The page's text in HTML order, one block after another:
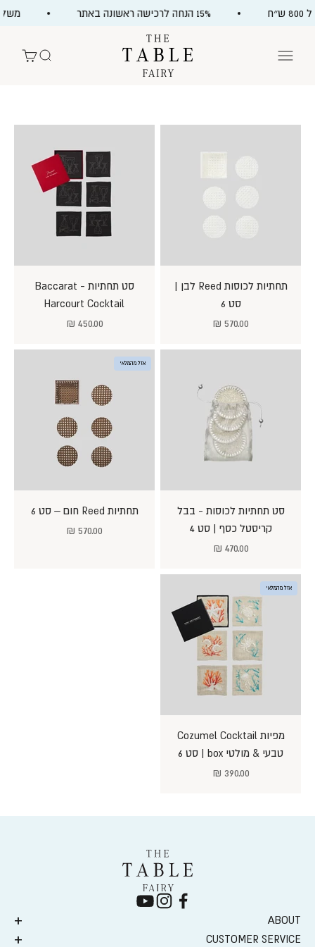
דילוג לתוכן 15% הנחה לרכישה ראשונה באתר
עגלת קניות
חיפוש
The Table Fairy
תפריט
תחתיות לכוסות Reed לבן |
סט 6
מחיר מבצע
570.00 ₪
סט תחתיות - Baccarat
Harcourt Cocktail
מחיר מבצע
450.00 ₪
סט תחתיות לכוסות - בבל
קריסטל כסף | סט 4
מחיר מבצע
470.00 ₪
אזל מהמלאי
תחתיות Reed חום – סט 6
מחיר מבצע
570.00 ₪
אזל מהמלאי
מפיות Cozumel Cocktail
טבעי & מולטי box | סט 6
מחיר מבצע
390.00 ₪
ABOUT
CUSTOMER SERVICE